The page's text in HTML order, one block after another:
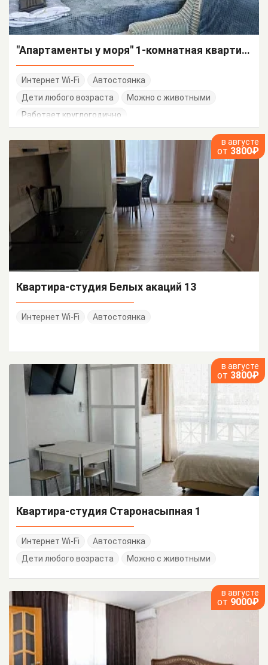
"Апартаменты у моря" 1-комнатная квартира
Интернет Wi-Fi
Автостоянка
Дети любого возраста
Можно с животными
Работает круглогодично
в августе
от 3800₽
Квартира-студия Белых акаций 13
Интернет Wi-Fi Автостоянка
в августе
от 3800₽
Квартира-студия Старонасыпная 1
Интернет Wi-Fi
Автостоянка
Дети любого возраста
Можно с животными
в августе
от 9000₽